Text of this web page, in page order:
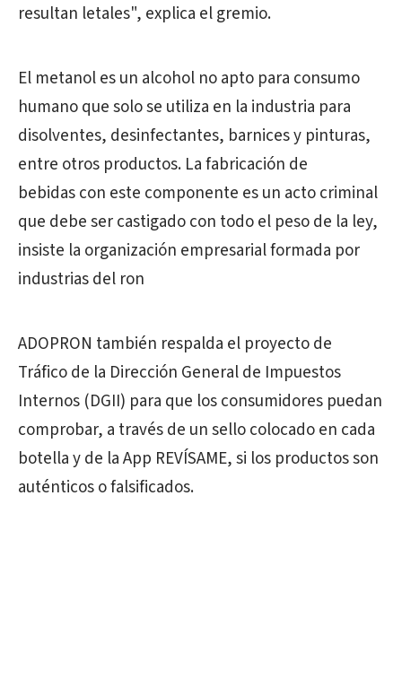
resultan letales", explica el gremio.
El metanoles un alcohol no apto para consumo
humanoque solo se utiliza en la industria para
disolventes, desinfectantes, barnices y pinturas,
entre otros productos. La fabricación de
bebidascon este componente es un acto criminal
que debe ser castigado con todo el peso de la ley,
insiste la organización empresarial formada por
industrias del ron
ADOPRON también respalda el proyecto de
Tráfico de la Dirección General de Impuestos
Internos (DGII) para que los consumidores puedan
comprobar, a través de un sello colocado en cada
botella y de la App REVÍSAME, si los productos son
auténticos o falsificados.